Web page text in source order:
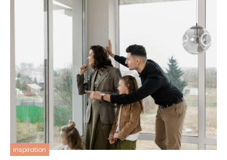
inspiration